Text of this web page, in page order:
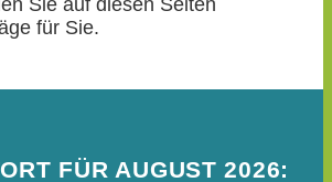
für Sie.
FÜR AUGUST 2026: